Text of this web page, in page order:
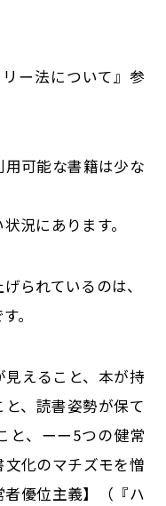
ー法について』参
可能な書籍は少な
況にあります。
られているのは、
。
えること、本が持
、読書姿勢が保て
と、ーー5つの健常
化のマチズモを憎
優位主義】（『ハ